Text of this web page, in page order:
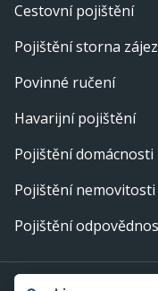
Cestovní pojištění
Pojištění storna
Povinné ručení
Havarijní pojištění
Pojištění domácnosti
Pojištění nemovitosti
Pojištění